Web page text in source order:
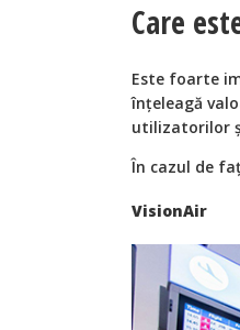
Care
Este foarte
înțeleagă
utilizatorilor
În cazul de
VisionAir